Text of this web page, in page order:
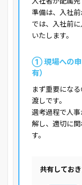
準備は、入社
では、入社前
いたします。
① 現場への申
有）
まず重要にな
渡しです。
選考過程で人
解し、適切に
す。
共有してお